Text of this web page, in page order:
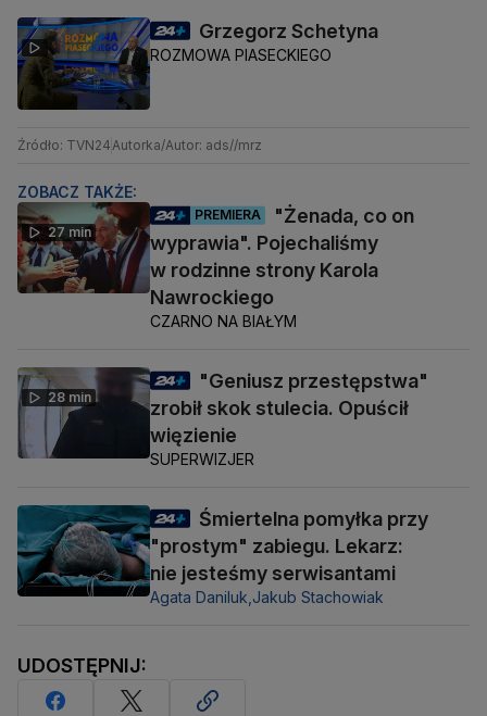
Grzegorz Schetyna
ROZMOWA PIASECKIEGO
Źródło: TVN24 Autorka/Autor: ads//mrz
ZOBACZ TAKŻE:
27 min
PREMIERA
"Żenada, co on
wyprawia". Pojechaliśmy
w rodzinne strony Karola
Nawrockiego
CZARNO NA BIAŁYM
28 min
"Geniusz przestępstwa"
zrobił skok stulecia. Opuścił
więzienie
SUPERWIZJER
Śmiertelna pomyłka przy
"prostym" zabiegu. Lekarz:
nie jesteśmy serwisantami
Agata Daniluk, Jakub Stachowiak
UDOSTĘPNIJ: